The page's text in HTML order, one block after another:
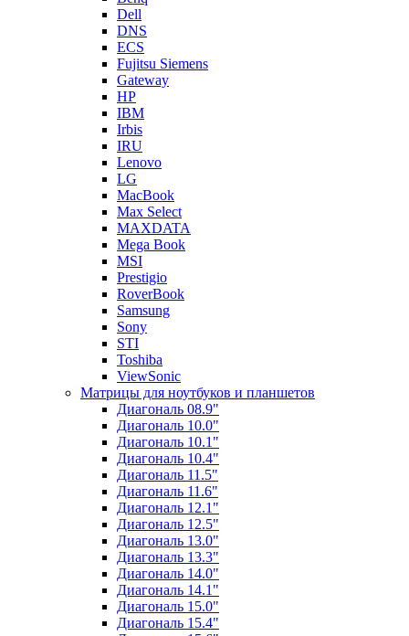
Dell
DNS
ECS
Fujitsu Siemens
Gateway
HP
IBM
Irbis
IRU
Lenovo
LG
MacBook
Max Select
MAXDATA
Mega Book
MSI
Prestigio
RoverBook
Samsung
Sony
STI
Toshiba
ViewSonic
Матрицы для ноутбуков и планшетов
Диагональ 08.9"
Диагональ 10.0"
Диагональ 10.1"
Диагональ 10.4"
Диагональ 11.5"
Диагональ 11.6"
Диагональ 12.1"
Диагональ 12.5"
Диагональ 13.0"
Диагональ 13.3"
Диагональ 14.0"
Диагональ 14.1"
Диагональ 15.0"
Диагональ 15.4"